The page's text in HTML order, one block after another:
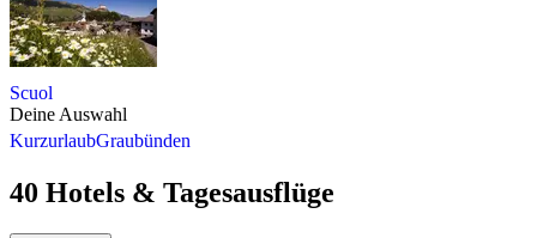
Scuol
Deine Auswahl
KurzurlaubGraubünden
40 Hotels & Tagesausflüge